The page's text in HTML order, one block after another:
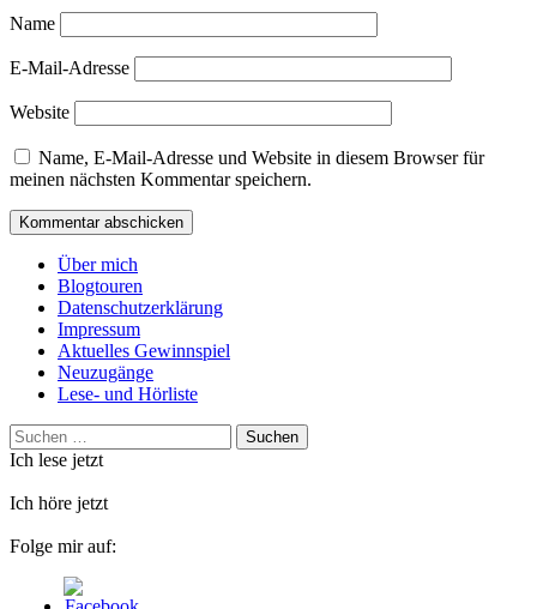
Name
E-Mail-Adresse
Website
Name, E-Mail-Adresse und Website in diesem Browser für
meinen nächsten Kommentar speichern.
Über mich
Blogtouren
Datenschutzerklärung
Impressum
Aktuelles Gewinnspiel
Neuzugänge
Lese- und Hörliste
Suchen
nach:
Ich lese jetzt
Ich höre jetzt
Folge mir auf: